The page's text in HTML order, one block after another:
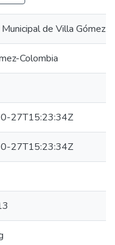
de Villa Gómez
Colombia
27T15:23:34Z
27T15:23:34Z